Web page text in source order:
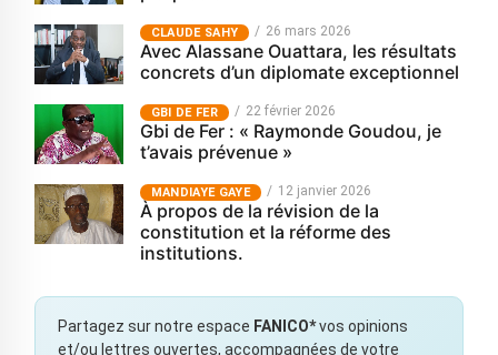
CLAUDE SAHY 26 mars 2026
Avec Alassane Ouattara, les résultats
concrets d’un diplomate exceptionnel
GBI DE FER 22 février 2026
Gbi de Fer : « Raymonde Goudou, je
t’avais prévenue »
MANDIAYE GAYE 12 janvier 2026
À propos de la révision de la
constitution et la réforme des
institutions.
Partagez sur notre espace FANICO*vos opinions
et/ou lettres ouvertes, accompagnées de votre